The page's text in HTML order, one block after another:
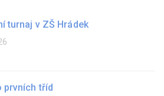
turnaj v ZŠ Hrádek
prvních tříd